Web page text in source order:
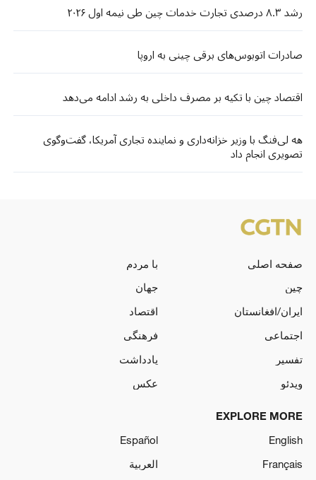
رشد ۸.۳ درصدی تجارت خدمات چین طی نیمه اول ۲۰۲۶
صادرات اتوبوس‌های برقی چینی به اروپا
اقتصاد چین با تکیه بر مصرف داخلی به رشد ادامه می‌دهد
هه لی‌فنگ با وزیر خزانه‌داری و نماینده تجاری آمریکا، گفت‌وگوی
تصویری انجام داد
صفحه اصلی
با مردم
چین
جهان
ایران/افغانستان
اقتصاد
اجتماعی
فرهنگی
تفسیر
یادداشت
ویدئو
عکس
EXPLORE MORE
English
Español
Français
العربية